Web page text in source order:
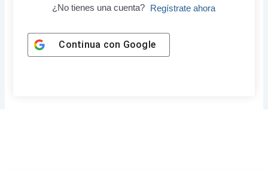
¿No tienes una cuenta? Regístrate ahora
Continua con Google